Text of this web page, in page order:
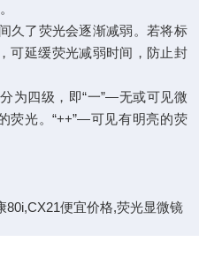
久了荧光会逐渐减弱。若将标
可延缓荧光减弱时间，防止封
为四级，即“一”—无或可见微
荧光。“++”—可见有明亮的荧
80i,CX21便宜价格,荧光显微镜